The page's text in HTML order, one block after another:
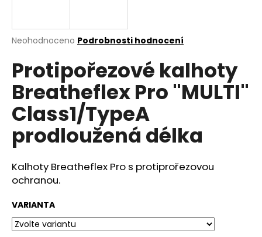
Průměrné
produktu
je
0,0
5
hvězdiček.
Neohodnoceno Podrobnosti hodnocení
Protipořezové kalhoty
Breatheflex Pro "MULTI"
Class1/TypeA
prodloužená délka
Kalhoty Breatheflex Pro s protiprořezovou
ochranou.
VARIANTA
o
p
r
u
č
u
j
e
m